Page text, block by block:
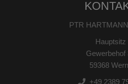
PTR
Hauptsitz
Gewerbehof
59368
+49 2389